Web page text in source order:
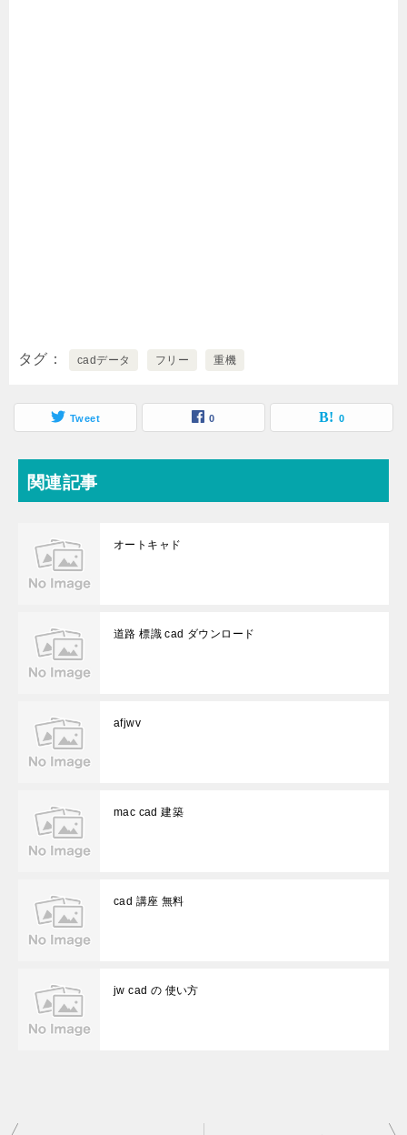
タグ cadデータ フリー 重機
Tweet 0 0
関連記事
オートキャド
道路 標識 cad ダウンロード
afjwv
mac cad 建築
cad 講座 無料
jw cad の 使い方